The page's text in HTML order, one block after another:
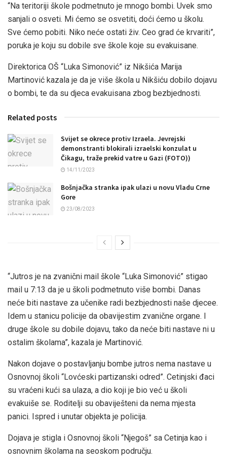
“Na teritoriji škole podmetnuto je mnogo bombi. Uvek smo
sanjali o osveti. Mi ćemo se osvetiti, doći ćemo u školu.
Sve ćemo pobiti. Niko neće ostati živ. Ceo grad će krvariti”,
poruka je koju su dobile sve škole koje su evakuisane.
Direktorica OŠ “Luka Simonović” iz Nikšića Marija
Martinović kazala je da je više škola u Nikšiću dobilo dojavu
o bombi, te da su djeca evakuisana zbog bezbjednosti.
Related posts
Svijet se okrece protiv Izraela. Jevrejski
demonstranti blokirali izraelski konzulat u
Čikagu, traže prekid vatre u Gazi (FOTO))
14/11/2023
Bošnjačka stranka ipak ulazi u novu Vladu Crne
Gore
23/08/2023
“Jutros je na zvanični mail škole “Luka Simonović” stigao
mail u 7:13 da je u školi podmetnuto više bombi. Danas
neće biti nastave za učenike radi bezbjednosti naše djecee.
Idem u stanicu policije da obavijestim zvanične organe. I
druge škole su dobile dojavu, tako da neće biti nastave ni u
ostalim školama”, kazala je Martinović.
Nakon dojave o postavljanju bombe jutros nema nastave u
Osnovnoj školi “Lovćeski partizanski odred”. Cetinjski đaci
su vraćeni kući sa ulaza, a dio koji je bio već u školi
evakuiše se. Roditelji su obaviješteni da nema mjesta
panici. Ispred i unutar objekta je policija.
Dojava je stigla i Osnovnoj školi “Njegoš” sa Cetinja kao i
osnovnim školama na seoskom području.